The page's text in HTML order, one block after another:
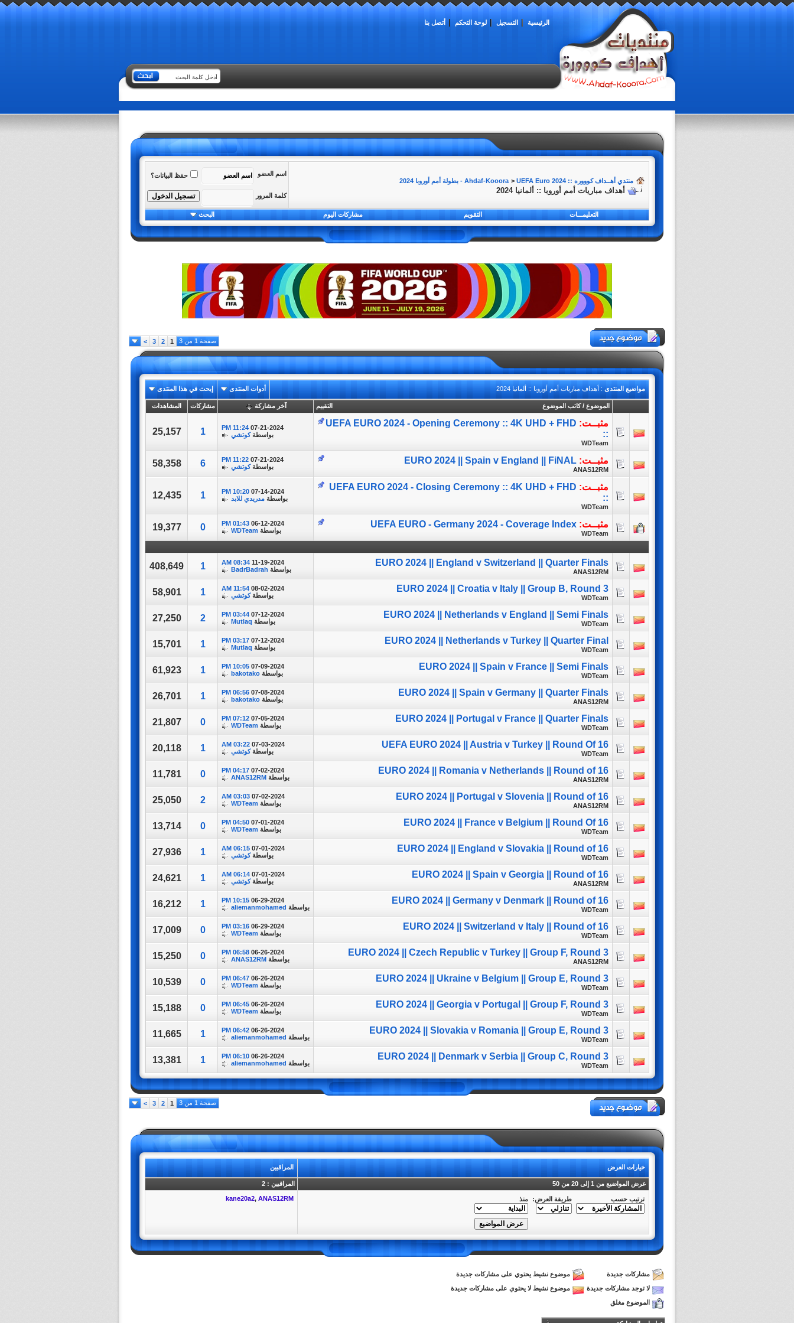
الرئيسية التسجيل لوحة التحكم أتصل بنا
منتدي أهــداف كوووره :: Ahdaf-Kooora > UEFA Euro 2024 - بطولة أمم أوروبا 2024
أهداف مباريات أمم أوروبا :: ألمانيا 2024
اسم العضو حفظ البيانات؟
كلمة المرور
التعليمـــات التقويم مشاركات اليوم البحث
صفحة 1 من 3 1
2
3
>
مواضيع المنتدى : أهداف مباريات أمم أوروبا :: ألمانيا 2024 أدوات المنتدى إبحث في هذا المنتدى
التقييم الموضوع /كاتب الموضوع آخر مشاركة مشاركات المشاهدات
مثبــت: UEFA EURO 2024 - Opening Ceremony :: 4K UHD + FHD
::
WDTeam
07-21-2024
11:24 PM
بواسطةكوتشي 1
25,157
مثبــت: EURO 2024 || Spain v England || FiNAL
ANAS12RM
07-21-2024
11:22 PM
بواسطةكوتشي 6
58,358
مثبــت: UEFA EURO 2024 - Closing Ceremony :: 4K UHD + FHD
::
WDTeam
07-14-2024
10:20 PM
بواسطة مدريدي للابد 1
12,435
مثبــت: UEFA EURO - Germany 2024 - Coverage Index
WDTeam
06-12-2024
01:43 PM
بواسطة WDTeam
0
19,377
EURO 2024 || England v Switzerland || Quarter Finals
ANAS12RM
11-19-2024
08:34 AM
بواسطة BadrBadrah
1
408,649
EURO 2024 || Croatia v Italy || Group B, Round 3
WDTeam
08-02-2024
11:54 AM
بواسطةكوتشي 1
58,901
EURO 2024 || Netherlands v England || Semi Finals
WDTeam
07-12-2024
03:44 PM
بواسطة Mutlaq
2
27,250
EURO 2024 || Netherlands v Turkey || Quarter Final
WDTeam
07-12-2024
03:17 PM
بواسطة Mutlaq
1
15,701
EURO 2024 || Spain v France || Semi Finals
WDTeam
07-09-2024
10:05 PM
بواسطة bakotako
1
61,923
EURO 2024 || Spain v Germany || Quarter Finals
ANAS12RM
07-08-2024
06:56 PM
بواسطة bakotako
1
26,701
EURO 2024 || Portugal v France || Quarter Finals
WDTeam
07-05-2024
07:12 PM
بواسطة WDTeam
0
21,807
UEFA EURO 2024 || Austria v Turkey || Round Of 16
WDTeam
07-03-2024
03:22 AM
بواسطةكوتشي 1
20,118
EURO 2024 || Romania v Netherlands || Round of 16
ANAS12RM
07-02-2024
04:17 PM
بواسطة ANAS12RM
0
11,781
EURO 2024 || Portugal v Slovenia || Round of 16
ANAS12RM
07-02-2024
03:03 AM
بواسطة WDTeam
2
25,050
EURO 2024 || France v Belgium || Round Of 16
WDTeam
07-01-2024
04:50 PM
بواسطة WDTeam
0
13,714
EURO 2024 || England v Slovakia || Round of 16
WDTeam
07-01-2024
06:15 AM
بواسطةكوتشي 1
27,936
EURO 2024 || Spain v Georgia || Round of 16
ANAS12RM
07-01-2024
06:14 AM
بواسطةكوتشي 1
24,621
EURO 2024 || Germany v Denmark || Round of 16
WDTeam
06-29-2024
10:15 PM
بواسطة aliemanmohamed
1
16,212
EURO 2024 || Switzerland v Italy || Round of 16
WDTeam
06-29-2024
03:16 PM
بواسطة WDTeam
0
17,009
EURO 2024 || Czech Republic v Turkey || Group F, Round 3
ANAS12RM
06-26-2024
06:58 PM
بواسطة ANAS12RM
0
15,250
EURO 2024 || Ukraine v Belgium || Group E, Round 3
WDTeam
06-26-2024
06:47 PM
بواسطة WDTeam
0
10,539
EURO 2024 || Georgia v Portugal || Group F, Round 3
WDTeam
06-26-2024
06:45 PM
بواسطة WDTeam
0
15,188
EURO 2024 || Slovakia v Romania || Group E, Round 3
WDTeam
06-26-2024
06:42 PM
بواسطة aliemanmohamed
1
11,665
EURO 2024 || Denmark v Serbia || Group C, Round 3
WDTeam
06-26-2024
06:10 PM
بواسطة aliemanmohamed
1
13,381
صفحة 1 من 3 1
2
3
>
خيارات العرض المراقبين
عرض المواضيع من 1 إلى 20 من 50 المراقبين : 2
ترتيب حسب طريقة العرض: منذ kane20a2, ANAS12RM
مشاركات جديدة
موضوع نشيط يحتوي على مشاركات جديدة
لا توجد مشاركات جديدة
موضوع نشيط لا يحتوي على مشاركات جديدة
الموضوع مغلق